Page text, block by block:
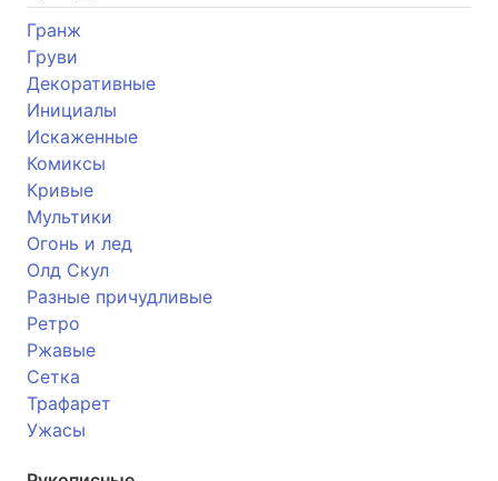
Гранж
Груви
Декоративные
Инициалы
Искаженные
Комиксы
Кривые
Мультики
Огонь и лед
Олд Скул
Разные причудливые
Ретро
Ржавые
Сетка
Трафарет
Ужасы